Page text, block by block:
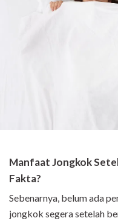
Manfaat Jongkok
Fakta?
Sebenarnya, belum ada
jongkok segera setelah